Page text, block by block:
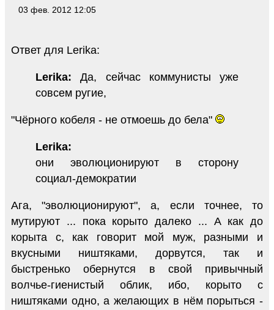
03 фев. 2012 12:05
Ответ для Lerika:
Lerika: Да, сейчас коммунисты уже
совсем ругие,
"Чёрного кобеля - не отмоешь до бела"
Lerika:
они эволюционируют в сторону
социал-демократии
Ага, "эволюционируют", а, если точнее, то
мутируют ... пока корыто далеко ... А как до
корыта с, как говорит мой муж, разными и
вкусными ништяками, дорвутся, так и
быстренько обернутся в свой привычный
волчье-гиенистый облик, ибо, корыто с
ништяками одно, а желающих в нём порыться -